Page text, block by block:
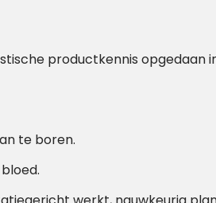
productkennis
te boren.